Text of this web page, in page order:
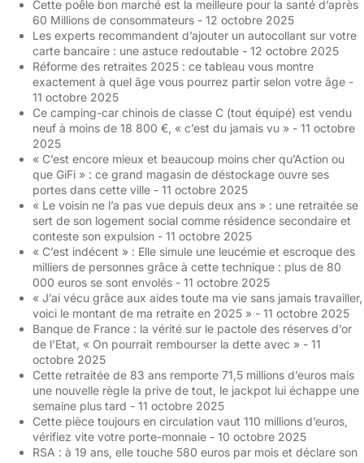
Cette poêle bon marché est la meilleure pour la santé d’après
60 Millions de consommateurs - 12 octobre 2025
Les experts recommandent d’ajouter un autocollant sur votre
carte bancaire : une astuce redoutable - 12 octobre 2025
Réforme des retraites 2025 : ce tableau vous montre
exactement à quel âge vous pourrez partir selon votre âge -
11 octobre 2025
Ce camping-car chinois de classe C (tout équipé) est vendu
neuf à moins de 18 800 €, « c’est du jamais vu » - 11 octobre
2025
« C’est encore mieux et beaucoup moins cher qu’Action ou
que GiFi » : ce grand magasin de déstockage ouvre ses
portes dans cette ville - 11 octobre 2025
« Le voisin ne l’a pas vue depuis deux ans » : une retraitée se
sert de son logement social comme résidence secondaire et
conteste son expulsion - 11 octobre 2025
« C’est indécent » : Elle simule une leucémie et escroque des
milliers de personnes grâce à cette technique : plus de 80
000 euros se sont envolés - 11 octobre 2025
« J’ai vécu grâce aux aides toute ma vie sans jamais travailler,
voici le montant de ma retraite en 2025 » - 11 octobre 2025
Banque de France : la vérité sur le pactole des réserves d’or
de l’Etat, « On pourrait rembourser la dette avec » - 11
octobre 2025
Cette retraitée de 83 ans remporte 71,5 millions d’euros mais
une nouvelle règle la prive de tout, le jackpot lui échappe une
semaine plus tard - 11 octobre 2025
Cette pièce toujours en circulation vaut 110 millions d’euros,
vérifiez vite votre porte-monnaie - 10 octobre 2025
RSA : à 19 ans, elle touche 580 euros par mois et déclare son